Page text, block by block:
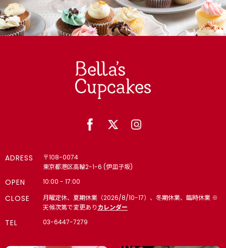
【法人向け】ロゴ 4,000円以上で冷凍配送無料（8月末ま
で）
【個人向け】パーティー｜ティータイム｜キッズ向け｜誕生会
(学校・クラブ)で人気 4,000円以上で冷凍配送無料（8月末
【法人向け】🎁 パーティー 4,000円以上で冷凍配送無料（8
ーキ 4,000円以上で冷凍配送無料（8月末まで）
6・7・8月の様々なシーンに
🌞 夏 4,000円以上で冷凍配送無料（8月末まで）
【法人向け】🏢内定式（10月1日｜10月上旬）・同期会・同窓
ADRESS
〒108-0074
東京都港区高輪2-1-6 (伊皿子坂)
OPEN 10:00 - 17:00
CLOSE
月曜定休、夏期休業（2026/8/10-17）、冬期休業、臨時休業 ※
天候次第で変更ありカレンダー
TEL 03-6447-7279